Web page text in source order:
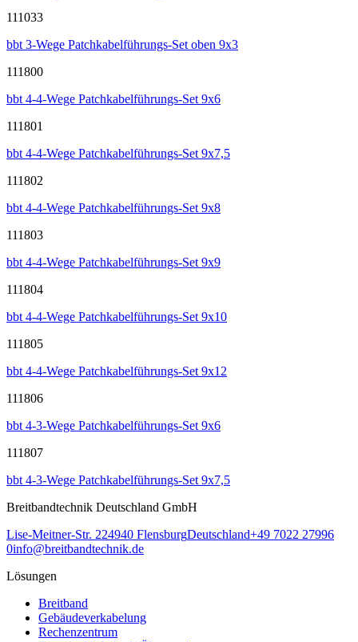
111033
bbt 3-Wege Patchkabelführungs-Set oben 9x3
111800
bbt 4-4-Wege Patchkabelführungs-Set 9x6
111801
bbt 4-4-Wege Patchkabelführungs-Set 9x7,5
111802
bbt 4-4-Wege Patchkabelführungs-Set 9x8
111803
bbt 4-4-Wege Patchkabelführungs-Set 9x9
111804
bbt 4-4-Wege Patchkabelführungs-Set 9x10
111805
bbt 4-4-Wege Patchkabelführungs-Set 9x12
111806
bbt 4-3-Wege Patchkabelführungs-Set 9x6
111807
bbt 4-3-Wege Patchkabelführungs-Set 9x7,5
Breitbandtechnik Deutschland GmbH
Lise-Meitner-Str. 224940 FlensburgDeutschland+49 7022 27996
0info@breitbandtechnik.de
Lösungen
Breitband
Gebäudeverkabelung
Rechenzentrum